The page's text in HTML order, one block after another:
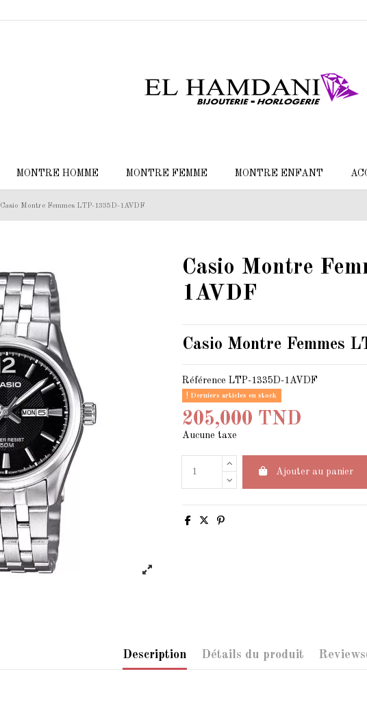
MONTRE HOMME MONTRE FEMME MONTRE ENFANT
Casio Montre Femmes LTP-1335D-1AVDF
Casio Montre
1AVDF
Casio Montre Femmes
Référence LTP-1335D-1AVDF
Derniers articles en stock
205,000 TND
Aucune taxe
Ajouter au panier
Description Détails du produit Reviews